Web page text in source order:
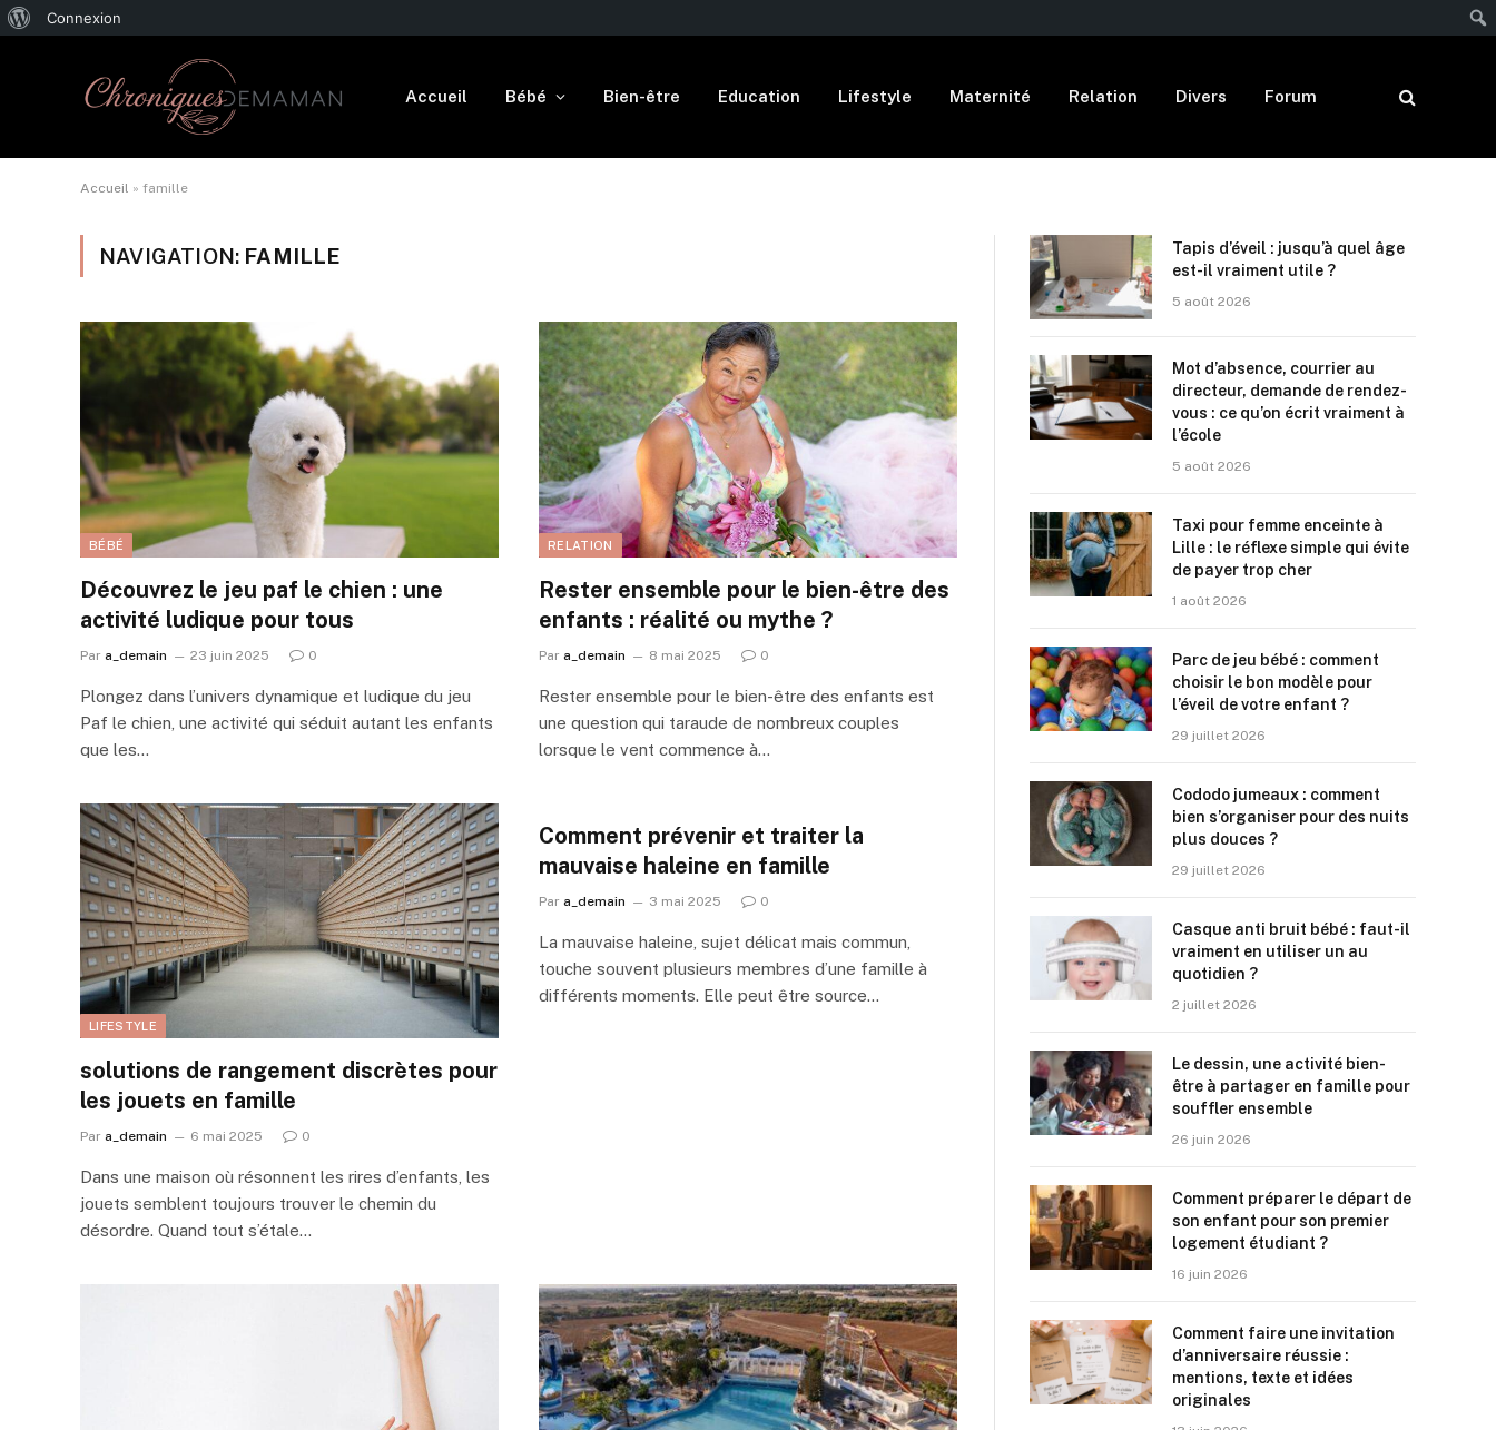
Connexion
Accueil Bébé Bien-être Education Lifestyle Maternité Relation Divers Forum
Accueil » famille
NAVIGATION: FAMILLE
BÉBÉ
Découvrez le jeu paf le chien : une
activité ludique pour tous
Par a_demain 23 juin 2025 0
Plongez dans l’univers dynamique et ludique du jeu
Paf le chien, une activité qui séduit autant les enfants
que les…
RELATION
Rester ensemble pour le bien-être des
enfants : réalité ou mythe ?
Par a_demain 8 mai 2025 0
Rester ensemble pour le bien-être des enfants est
une question qui taraude de nombreux couples
lorsque le vent commence à…
LIFESTYLE
solutions de rangement discrètes pour
les jouets en famille
Par a_demain 6 mai 2025 0
Dans une maison où résonnent les rires d’enfants, les
jouets semblent toujours trouver le chemin du
désordre. Quand tout s’étale…
Comment prévenir et traiter la
mauvaise haleine en famille
Par a_demain 3 mai 2025 0
La mauvaise haleine, sujet délicat mais commun,
touche souvent plusieurs membres d’une famille à
différents moments. Elle peut être source…
Tapis d’éveil : jusqu’à quel âge
est-il vraiment utile ?
5 août 2026
Mot d’absence, courrier au
directeur, demande de rendez-
vous : ce qu’on écrit vraiment à
l’école
5 août 2026
Taxi pour femme enceinte à
Lille : le réflexe simple qui évite
de payer trop cher
1 août 2026
Parc de jeu bébé : comment
choisir le bon modèle pour
l’éveil de votre enfant ?
29 juillet 2026
Cododo jumeaux : comment
bien s’organiser pour des nuits
plus douces ?
29 juillet 2026
Casque anti bruit bébé : faut-il
vraiment en utiliser un au
quotidien ?
2 juillet 2026
Le dessin, une activité bien-
être à partager en famille pour
souffler ensemble
26 juin 2026
Comment préparer le départ de
son enfant pour son premier
logement étudiant ?
16 juin 2026
Comment faire une invitation
d’anniversaire réussie :
mentions, texte et idées
originales